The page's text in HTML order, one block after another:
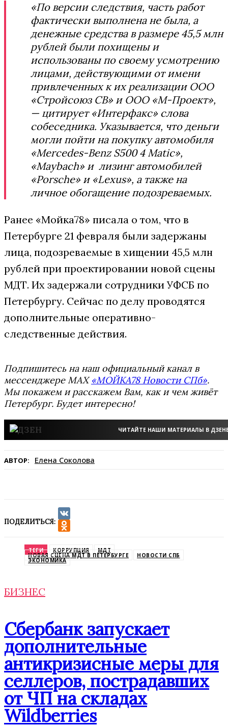
«По версии следствия, часть работ
фактически выполнена не была, а
денежные средства в размере 45,5 млн
рублей были похищены и
использованы по своему усмотрению
лицами, действующими от имени
привлеченных к их реализации ООО
«Стройсоюз СВ» и ООО «М-Проект»,
— цитирует «Интерфакс» слова
собеседника. Указывается, что деньги
могли пойти на покупку автомобиля
«Mercedes-Benz S500 4 Matic»,
«Maybach» и лизинг автомобилей
«Porsche» и «Lexus», а также на
личное обогащение подозреваемых.
Ранее «Мойка78» писала о том, что в
Петербурге 21 февраля были задержаны
лица, подозреваемые в хищении 45,5 млн
рублей при проектировании новой сцены
МДТ. Их задержали сотрудники УФСБ по
Петербургу. Сейчас по делу проводятся
дополнительные оперативно-
следственные действия.
Подпишитесь на наш официальный канал в
мессенджере MAX«МОЙКА78 Новости СПб».
Мы покажем и расскажем Вам, как и чем живёт
Петербург. Будет интересно!
ЧИТАЙТЕ НАШИ МАТЕРИАЛЫ В
АВТОР: Елена Соколова
ПОДЕЛИТЬСЯ:
VK
ТЕГИ КОРРУПЦИЯ МДТ
НОВАЯ СЦЕНА МДТ В ПЕТЕРБУРГЕ НОВОСТИ СПБ
ЭКОНОМИКА
БИЗНЕС
Сбербанк запускает
дополнительные
антикризисные меры для
селлеров, пострадавших
от ЧП на складах
Wildberries